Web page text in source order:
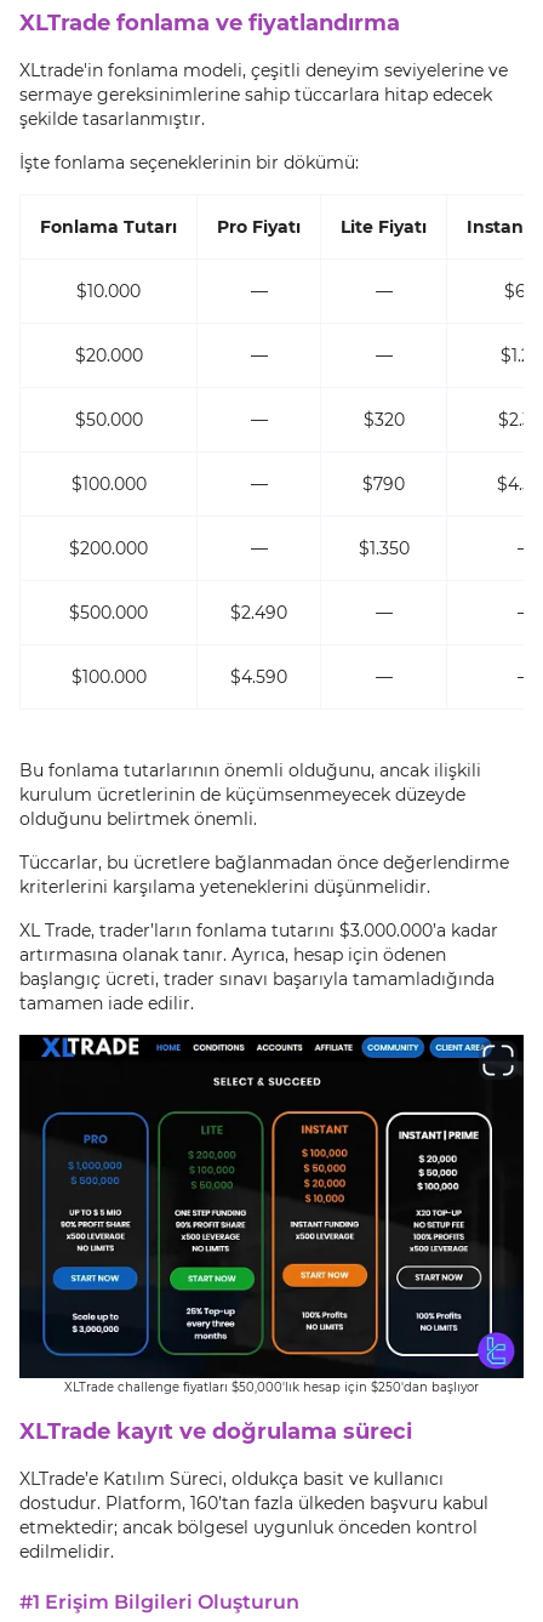
XLTrade fonlama ve fiyatlandırma
XLtrade'in fonlama modeli, çeşitli deneyim seviyelerine ve
sermaye gereksinimlerine sahip tüccarlara hitap edecek
şekilde tasarlanmıştır.
İşte fonlama seçeneklerinin bir dökümü:
Fonlama Tutarı Pro Fiyatı Lite Fiyatı Instant
$10.000 — —
$20.000 — —
$50.000 — $320
$100.000 — $790
$200.000 — $1.350 —
$500.000 $2.490 — —
$100.000 $4.590 — —
Bu fonlama tutarlarının önemli olduğunu, ancak ilişkili
kurulum ücretlerinin de küçümsenmeyecek düzeyde
olduğunu belirtmek önemli.
Tüccarlar, bu ücretlere bağlanmadan önce değerlendirme
kriterlerini karşılama yeteneklerini düşünmelidir.
XL Trade, trader’ların fonlama tutarını $3.000.000’a kadar
artırmasına olanak tanır. Ayrıca, hesap için ödenen
başlangıç ücreti, trader sınavı başarıyla tamamladığında
tamamen iade edilir.
XLTrade challenge fiyatları $50,000'lık hesap için $250'dan başlıyor
XLTrade kayıt ve doğrulama süreci
XLTrade’e Katılım Süreci, oldukça basit ve kullanıcı
dostudur. Platform, 160’tan fazla ülkeden başvuru kabul
etmektedir; ancak bölgesel uygunluk önceden kontrol
edilmelidir.
#1 Erişim Bilgileri Oluşturun